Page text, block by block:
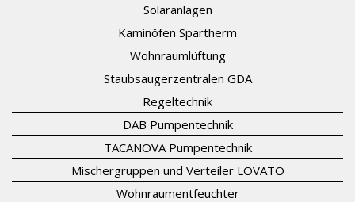
Solaranlagen
Kaminöfen Spartherm
Wohnraumlüftung
Staubsaugerzentralen GDA
Regeltechnik
DAB Pumpentechnik
TACANOVA Pumpentechnik
Mischergruppen und Verteiler LOVATO
Wohnraumentfeuchter